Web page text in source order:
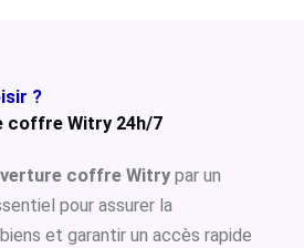
?
coffre Witry 24h/7
coffre Witry par un
pour assurer la
et garantir un accès rapide